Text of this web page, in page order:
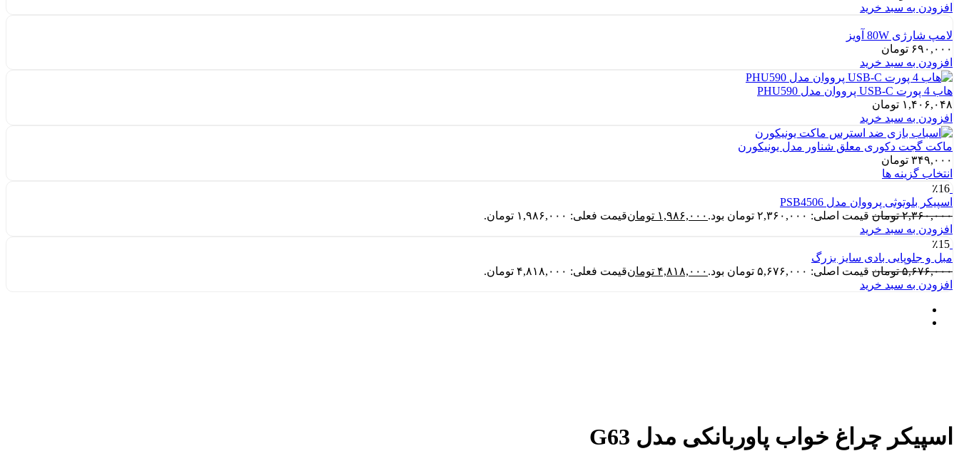
افزودن به سبد خرید
لامپ شارژی 80W آویز
۶۹۰,۰۰۰ تومان
افزودن به سبد خرید
هاب 4 پورت USB-C پرووان مدل PHU590
۱,۴۰۶,۰۴۸ تومان
افزودن به سبد خرید
ماکت گجت دکوری معلق شناور مدل یونیکورن
۳۴۹,۰۰۰ تومان
انتخاب گزینه ها
٪16
اسپیکر بلوتوثی پرووان مدل PSB4506
۲,۳۶۰,۰۰۰ تومان قیمت اصلی: ۲,۳۶۰,۰۰۰ تومان بود. ۱,۹۸۶,۰۰۰ تومانقیمت فعلی: ۱,۹۸۶,۰۰۰ تومان.
افزودن به سبد خرید
٪15
مبل و جلوپایی بادی سایز بزرگ
۵,۶۷۶,۰۰۰ تومان قیمت اصلی: ۵,۶۷۶,۰۰۰ تومان بود. ۴,۸۱۸,۰۰۰ تومانقیمت فعلی: ۴,۸۱۸,۰۰۰ تومان.
افزودن به سبد خرید
اسپیکر چراغ‌ خواب پاوربانکی مدل G63